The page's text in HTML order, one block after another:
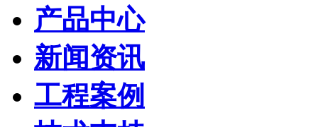
产品中心
新闻资讯
工程案例